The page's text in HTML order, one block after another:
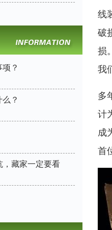
？
？
，藏家一定要看
线
破
损
我
多
计
成
首